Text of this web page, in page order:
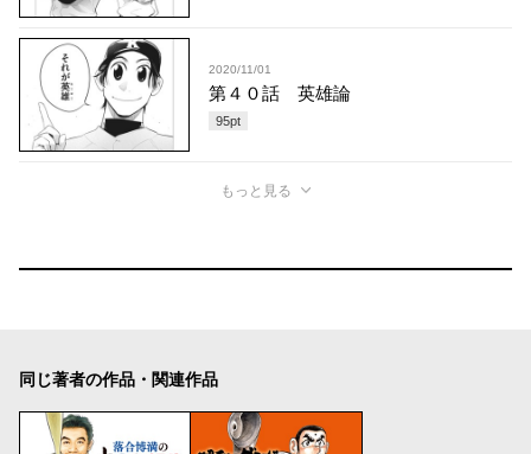
2020/11/01
第４０話 英雄論
95pt
もっと見る
同じ著者の作品・関連作品